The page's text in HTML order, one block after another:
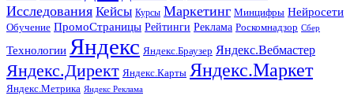
Исследования Кейсы Курсы Маркетинг Минцифры Нейросети
Обучение ПромоСтраницы Рейтинги Реклама Роскомнадзор Сбер
Технологии Яндекс Яндекс.Браузер Яндекс.Вебмастер
Яндекс.Директ Яндекс.Карты Яндекс.Маркет
Яндекс.Метрика Яндекс Реклама